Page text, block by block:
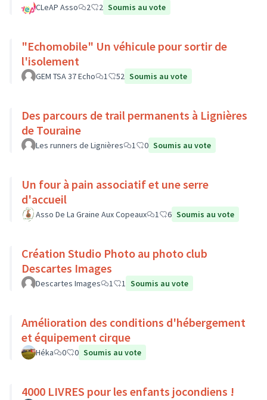
CLeAP Asso 2 2 Soumis au vote
"Echomobile" Un véhicule pour sortir de
l'isolement
GEM TSA 37 Echo 1 52 Soumis au vote
Des parcours de trail permanents à Lignières
de Touraine
Les runners de Lignières 1 0 Soumis au vote
Un four à pain associatif et une serre
d'accueil
Asso De La Graine Aux Copeaux 1 6 Soumis au vote
Création Studio Photo au photo club
Descartes Images
Descartes Images 1 1 Soumis au vote
Amélioration des conditions d'hébergement
et équipement cirque
Héka 0 0 Soumis au vote
4000 LIVRES pour les enfants jocondiens !